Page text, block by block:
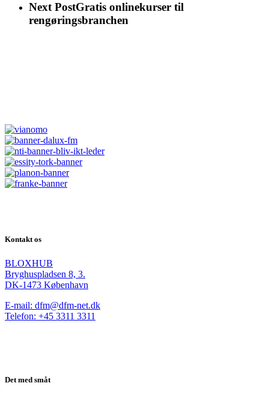
Next PostGratis onlinekurser til
rengøringsbranchen
Kontakt os
BLOXHUB
Bryghuspladsen 8, 3.
DK-1473 København
E-mail: dfm@dfm-net.dk
Telefon: +45 3311 3311
Det med småt